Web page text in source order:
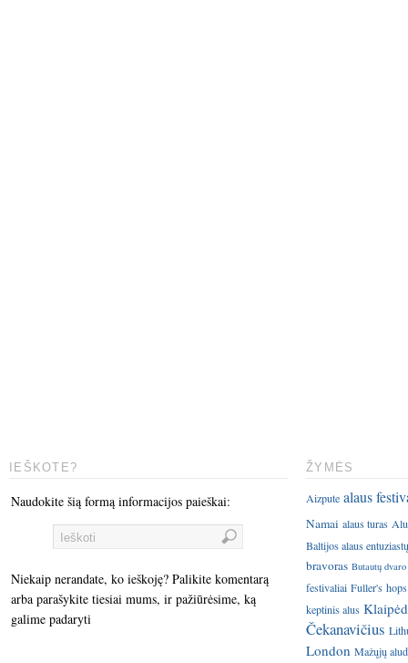
IEŠKOTE?
Naudokite šią formą informacijos paieškai:
Niekaip nerandate, ko ieškoję? Palikite komentarą
arba parašykite tiesiai mums, ir pažiūrėsime, ką
galime padaryti
ŽYMĖS
Aizpute alaus
Namai alaus turas
Baltijos alaus
bravoras Butautų dvaro
festivaliai Fuller's hops
keptinis alus
Čekanavičius
London Mažųjų